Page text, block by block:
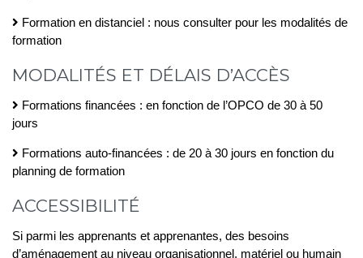
Formation en distanciel : nous consulter pour les modalités de
formation
MODALITÉS ET DÉLAIS D’ACCÈS
Formations financées : en fonction de l’OPCO de 30 à 50
jours
Formations auto-financées : de 20 à 30 jours en fonction du
planning de formation
ACCESSIBILITÉ
Si parmi les apprenants et apprenantes, des besoins
d’aménagement au niveau organisationnel, matériel ou humain